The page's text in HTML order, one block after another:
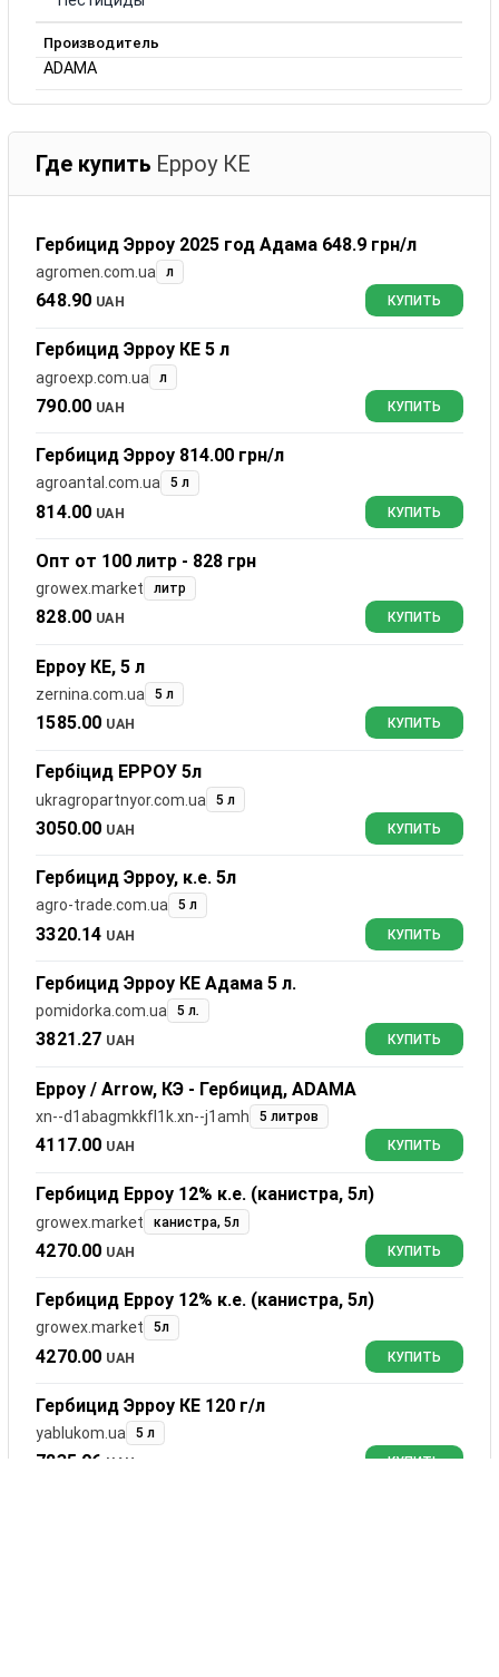
Производитель
ADAMA
Где купить Ерроу КЕ
Гербицид Эрроу 2025 год Адама 648.9 грн/л
agromen.com.ua л
648.90 UAH КУПИТЬ
Гербицид Эрроу КЕ 5 л
agroexp.com.ua л
790.00 UAH КУПИТЬ
Гербицид Эрроу 814.00 грн/л
agroantal.com.ua 5 л
814.00 UAH КУПИТЬ
Опт от 100 литр - 828 грн
growex.market литр
828.00 UAH КУПИТЬ
Ерроу КЕ, 5 л
zernina.com.ua 5 л
1585.00 UAH КУПИТЬ
Гербіцид ЕРРОУ 5л
ukragropartnyor.com.ua 5 л
3050.00 UAH КУПИТЬ
Гербицид Эрроу, к.е. 5л
agro-trade.com.ua 5 л
3320.14 UAH КУПИТЬ
Гербицид Эрроу КЕ Адама 5 л.
pomidorka.com.ua 5 л.
3821.27 UAH КУПИТЬ
Ерроу / Arrow, КЭ - Гербицид, ADAMA
xn--d1abagmkkfl1k.xn--j1amh 5 литров
4117.00 UAH КУПИТЬ
Гербицид Ерроу 12% к.е. (канистра, 5л)
growex.market канистра, 5л
4270.00 UAH КУПИТЬ
Гербицид Ерроу 12% к.е. (канистра, 5л)
growex.market 5л
4270.00 UAH КУПИТЬ
Гербицид Эрроу КЕ 120 г/л
yablukom.ua 5 л
7835.06 UAH КУПИТЬ